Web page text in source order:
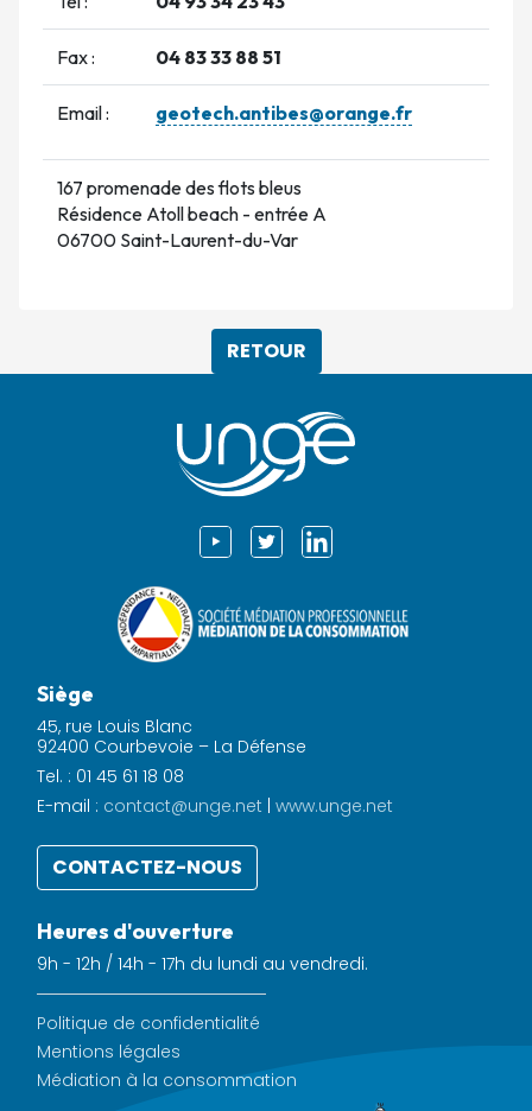
Fax : 04 83 33 88 51
Email : geotech.antibes@orange.fr
167 promenade des flots bleus
Résidence Atoll beach - entrée A
06700 Saint-Laurent-du-Var
RETOUR
Siège
45, rue Louis Blanc
92400 Courbevoie – La Défense
Tel. : 01 45 61 18 08
E-mail : contact@unge.net | www.unge.net
CONTACTEZ-NOUS
Heures d'ouverture
9h - 12h / 14h - 17h du lundi au vendredi.
Politique de confidentialité
Mentions légales
Médiation à la consommation